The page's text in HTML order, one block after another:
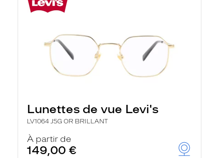
Lunettes de vue Levi's
LV1064 J5G OR BRILLANT
À partir de
149,00 €